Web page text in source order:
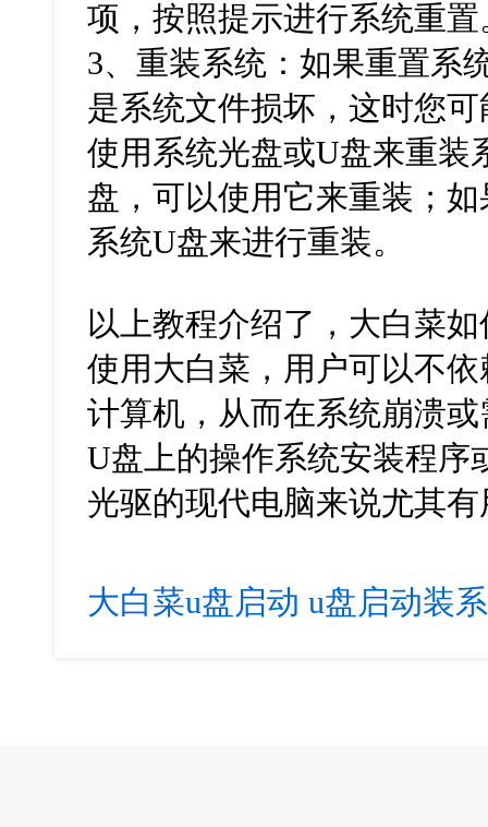
项，按照提示进行系统重置
3、重装系统：如果重置系
是系统文件损坏，这时您
使用系统光盘或U盘来重装
盘，可以使用它来重装；
系统U盘来进行重装。
以上教程介绍了，大白菜
使用大白菜，用户可以不
计算机，从而在系统崩溃
U盘上的操作系统安装程序
光驱的现代电脑来说尤其有
大白菜u盘启动 u盘启动装